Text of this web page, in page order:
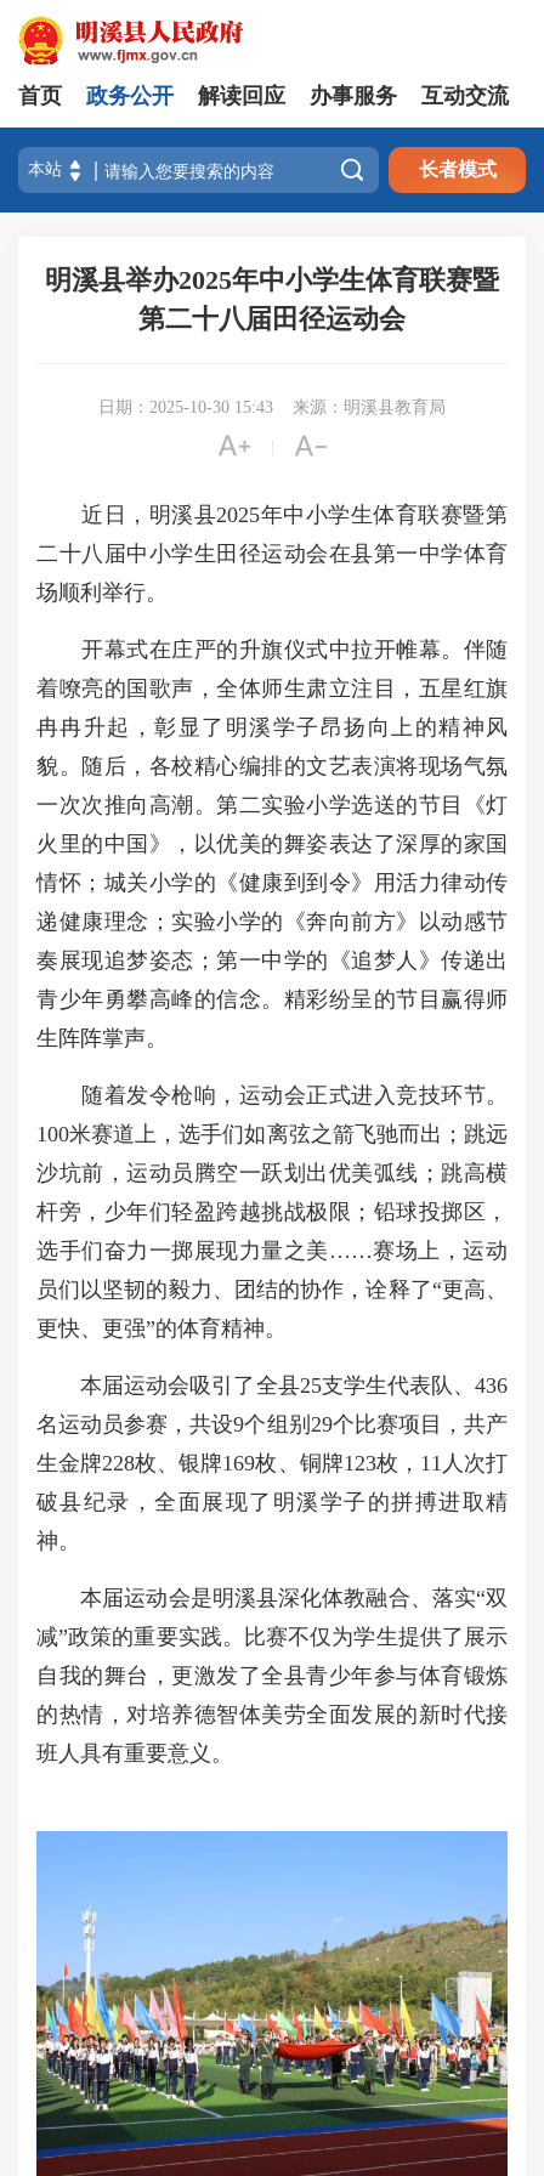
首页 政务公开 解读回应 办事服务 互动交流
 长者模式
明溪县举办2025年中小学生体育联赛暨
第二十八届田径运动会
日期：2025-10-30 15:43 来源：明溪县教育局
 
近日，明溪县2025年中小学生体育联赛暨第
二十八届中小学生田径运动会在县第一中学体育
场顺利举行。
开幕式在庄严的升旗仪式中拉开帷幕。伴随
着嘹亮的国歌声，全体师生肃立注目，五星红旗
冉冉升起，彰显了明溪学子昂扬向上的精神风
貌。随后，各校精心编排的文艺表演将现场气氛
一次次推向高潮。第二实验小学选送的节目《灯
火里的中国》，以优美的舞姿表达了深厚的家国
情怀；城关小学的《健康到到令》用活力律动传
递健康理念；实验小学的《奔向前方》以动感节
奏展现追梦姿态；第一中学的《追梦人》传递出
青少年勇攀高峰的信念。精彩纷呈的节目赢得师
生阵阵掌声。
随着发令枪响，运动会正式进入竞技环节。
100米赛道上，选手们如离弦之箭飞驰而出；跳远
沙坑前，运动员腾空一跃划出优美弧线；跳高横
杆旁，少年们轻盈跨越挑战极限；铅球投掷区，
选手们奋力一掷展现力量之美……赛场上，运动
员们以坚韧的毅力、团结的协作，诠释了“更高、
更快、更强”的体育精神。
本届运动会吸引了全县25支学生代表队、436
名运动员参赛，共设9个组别29个比赛项目，共产
生金牌228枚、银牌169枚、铜牌123枚，11人次打
破县纪录，全面展现了明溪学子的拼搏进取精
神。
本届运动会是明溪县深化体教融合、落实“双
减”政策的重要实践。比赛不仅为学生提供了展示
自我的舞台，更激发了全县青少年参与体育锻炼
的热情，对培养德智体美劳全面发展的新时代接
班人具有重要意义。